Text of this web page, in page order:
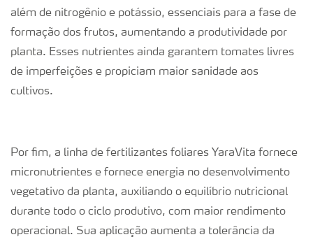
além de nitrogênio e potássio, essenciais para a fase de
formação dos frutos, aumentando a produtividade por
planta. Esses nutrientes ainda garantem tomates livres
de imperfeições e propiciam maior sanidade aos
cultivos.
Por fim, a linha de fertilizantes foliares YaraVita fornece
micronutrientes e fornece energia no desenvolvimento
vegetativo da planta, auxiliando o equilíbrio nutricional
durante todo o ciclo produtivo, com maior rendimento
operacional. Sua aplicação aumenta a tolerância da